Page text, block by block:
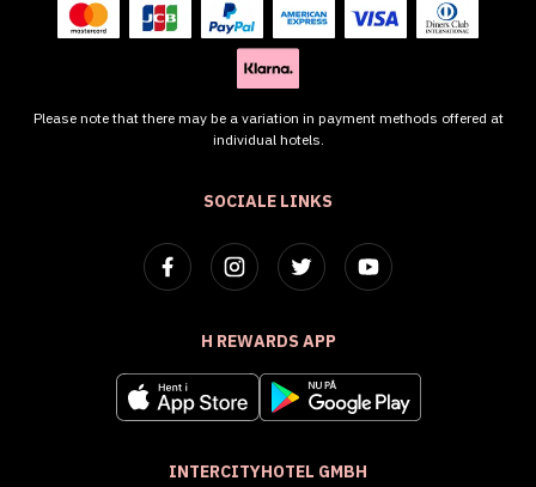
SOCIALE LINKS
H REWARDS APP
INTERCITYHOTEL GMBH
Please note that there may be a variation in payment methods offered at
individual hotels.